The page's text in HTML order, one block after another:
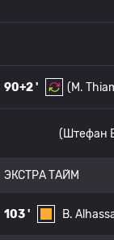
90+2 ' (M.
(Штефан
ЭКСТРА ТАЙМ
103 ' B.